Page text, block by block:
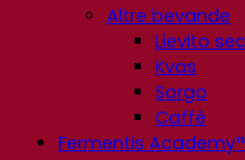
Altre bevande
Lievito
Kvas
Sorgo
Caffè
Fermentis